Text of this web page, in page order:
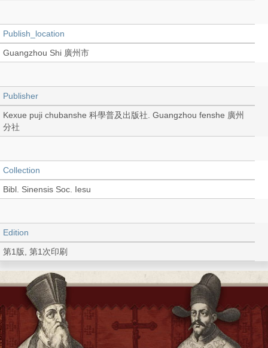
Publish_location
Guangzhou Shi 廣州市
Publisher
Kexue puji chubanshe 科學普及出版社. Guangzhou fenshe 廣州
分社
Collection
Bibl. Sinensis Soc. Iesu
Edition
第1版, 第1次印刷
Language
Chinese 中文[簡體]